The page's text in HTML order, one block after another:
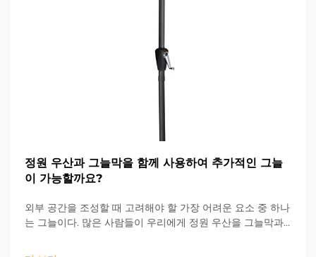
정원 우산과 그늘막을 함께 사용하여 추가적인 그늘
이 가능할까요?
외부 공간을 조성할 때 고려해야 할 가장 어려운 요소 중 하나
는 그늘이다. 많은 사람들이 우리에게 정원 우산을 그늘막과
가능하다! 야외 테라스 우산은 이동과 조절이 간편하기 때문